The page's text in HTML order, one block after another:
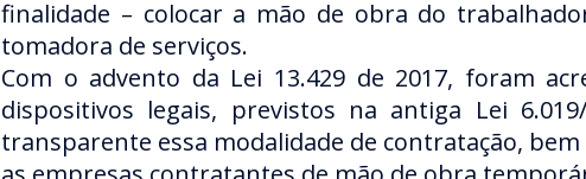
finalidade – colocar a mão de obra do
tomadora de serviços.
Com o advento da Lei 13.429 de 2017, foram
dispositivos legais, previstos na antiga Lei
transparente essa modalidade de contratação,